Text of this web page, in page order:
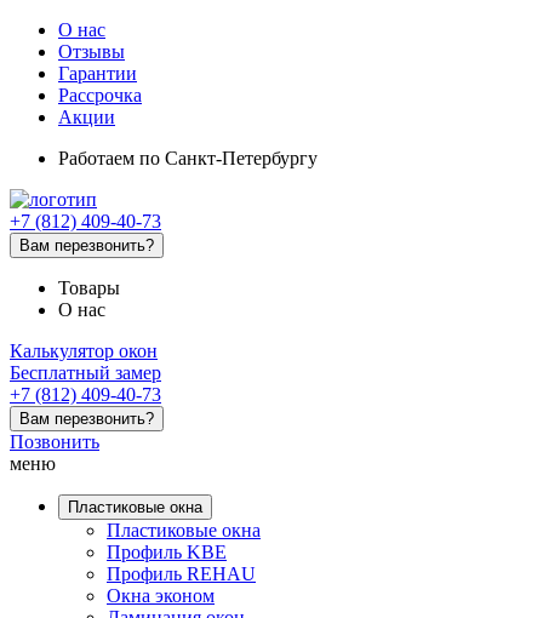
О нас
Отзывы
Гарантии
Рассрочка
Акции
Работаем по Санкт-Петербургу
+7 (812) 409-40-73
Вам перезвонить?
Товары
О нас
Калькулятор окон
Бесплатный замер
+7 (812) 409-40-73
Вам перезвонить?
Позвонить
меню
Пластиковые окна
Пластиковые окна
Профиль KBE
Профиль REHAU
Окна эконом